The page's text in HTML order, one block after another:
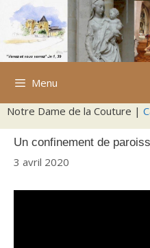
Aller
contenu
Menu
Notre Dame de la Couture |
Un confinement de
3 avril 2020